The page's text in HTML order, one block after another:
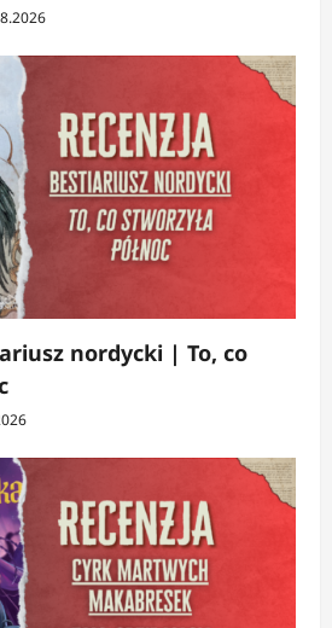
nordycki | To, co